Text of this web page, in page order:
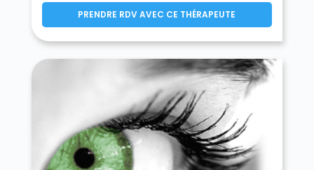
PRENDRE RDV AVEC CE THÉRAPEUTE